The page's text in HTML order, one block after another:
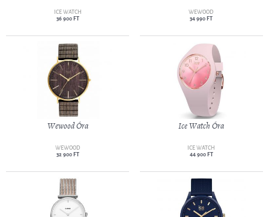
ICE WATCH
36 900 FT
WEWOOD
34 990 FT
Wewood Óra
WEWOOD
32 900 FT
Ice Watch Óra
ICE WATCH
44 900 FT